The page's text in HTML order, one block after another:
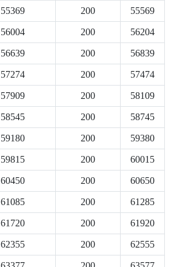
55369 200 55569
56004 200 56204
56639 200 56839
57274 200 57474
57909 200 58109
58545 200 58745
59180 200 59380
59815 200 60015
60450 200 60650
61085 200 61285
61720 200 61920
62355 200 62555